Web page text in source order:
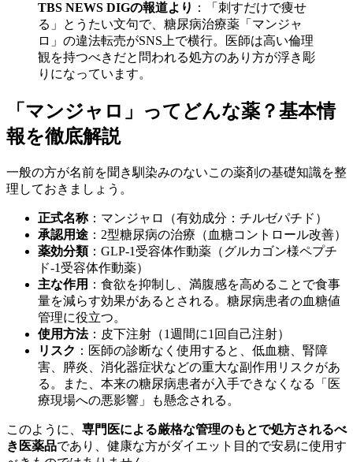
TBS NEWS DIGの報道より ：「刺すだけで痩せ
る」とうたい文句で、糖尿病治療薬「マンジャ
ロ」の違法転売がSNS上で横行。医師は高い倫理
観を持つべきだと問われる処方のあり方が浮き彫
りになっています。
「マンジャロ」ってどんな薬？基本情
報を徹底解説
一般の方が名前を聞き馴染みのないこの薬剤の基礎知識を整
理しておきましょう。
正式名称：マンジャロ（有効成分：チルゼパチド）
承認用途 ：2型糖尿病の治療（血糖コントロール改善）
薬効分類：GLP-1受容体作動薬（グルカゴン様ペプチ
ド-1受容体作動薬）
主な作用 ：食欲を抑制し、満腹感を高めることで食事
量を減らす効果があるとされる。糖尿病患者の血糖値
管理に役立つ。
使用方法：皮下注射（1週間に1回自己注射）
リスク ：医師の診断なく使用すると、低血糖、腎障
害、膵炎、消化器症状などの重大な副作用リスクがあ
る。また、本来の糖尿病患者が入手できなくなる「医
療現場への悪影響」も懸念される。
このように、 専門医による厳格な管理のもとで処方されるべ
き医薬品であり、健康な方がダイエット目的で安易に使用す